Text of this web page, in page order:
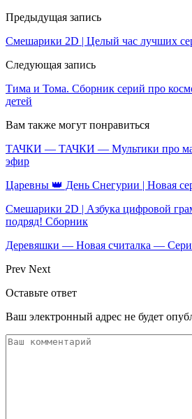
Предыдущая запись
Смешарики 2D | Целый час лучших
Следующая запись
Тима и Тома. Сборник серий про
детей
Вам также могут понравиться
ТАЧКИ — ТАЧКИ — Мультики про
эфир
Царевны 👑 День Снегурии | Новая
Смешарики 2D | Азбука цифровой
подряд! Сборник
Деревяшки — Новая считалка —
Prev Next
Оставьте ответ
Ваш электронный адрес не будет